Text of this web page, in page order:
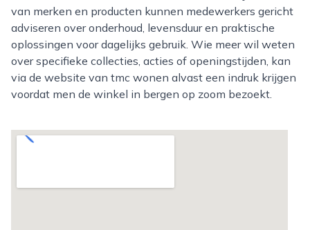
van merken en producten kunnen medewerkers gericht
adviseren over onderhoud, levensduur en praktische
oplossingen voor dagelijks gebruik. Wie meer wil weten
over specifieke collecties, acties of openingstijden, kan
via de website van tmc wonen alvast een indruk krijgen
voordat men de winkel in bergen op zoom bezoekt.